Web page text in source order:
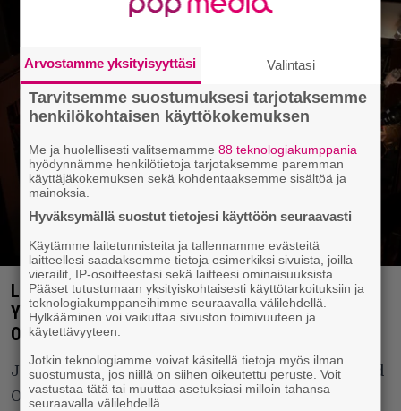
Lämmintä folk-taikaa antikvariaatissa – James
Yorkston, Nina Persson and The Second Hand
Orchestra
James Yorkston, Nina Persson and The Second Hand
Orchestra | 16.12.2022 | Rönnells Antikvariat,
Arvostamme yksityisyyttäsi Valintasi
Tarvitsemme suostumuksesi tarjotaksemme
henkilökohtaisen käyttökokemuksen
Me ja huolellisesti valitsemamme88 teknologiakumppania
hyödynnämme henkilötietoja tarjotaksemme paremman
käyttäjäkokemuksen sekä kohdentaaksemme sisältöä ja
mainoksia.
Hyväksymällä suostut tietojesi käyttöön seuraavasti
Käytämme laitetunnisteita ja tallennamme evästeitä
laitteellesi saadaksemme tietoja esimerkiksi sivuista, joilla
vierailit, IP-osoitteestasi sekä laitteesi ominaisuuksista.
Pääset tutustumaan yksityiskohtaisesti käyttötarkoituksiin ja
teknologiakumppaneihimme seuraavalla välilehdellä.
Hylkääminen voi vaikuttaa sivuston toimivuuteen ja
käytettävyyteen.
Jotkin teknologiamme voivat käsitellä tietoja myös ilman
suostumusta, jos niillä on siihen oikeutettu peruste. Voit
vastustaa tätä tai muuttaa asetuksiasi milloin tahansa
seuraavalla välilehdellä.